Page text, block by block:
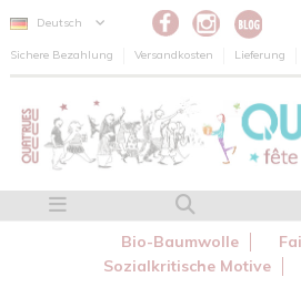
Deutsch
Sichere Bezahlung Versandkosten Lieferung
Bio-Baumwolle
Sozialkritische Motive